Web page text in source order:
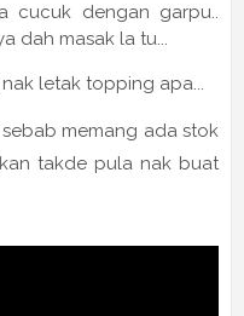
cucuk dengan garpu..
dah masak la tu...
letak topping apa...
memang ada stok
takde pula nak buat